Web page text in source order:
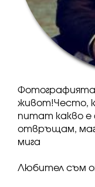
живот!Често,
питат какво
отвръщам,
мига
Любител съм